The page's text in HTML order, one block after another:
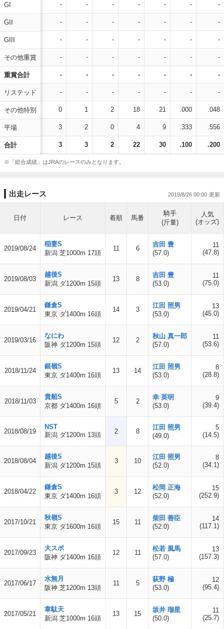
GI
GII
GIII
その他重賞
重賞合計
リステッド
その他特別
平場
合計
- - - - - - -
- - - - - - -
- - - - - - -
- - - - - - -
- - - - - - -
- - - - - - -
0 1 2 18 21 .000 .048
3 2 0 4 9 .333 .556
3 3 2 22 30 .100 .200
※「総合成績」はJRAのレースのみとなります。
出走レース 2019/8/26 00:00
日付 レース 着順 馬番
騎手
(斤量)
人気
(オッズ)
2019/08/24
稲妻S
新潟 芝1000m 17頭
11 6
吉田 豊
(57.0)
11
(47.8)
2019/08/03
越後S
新潟 ダ1200m 15頭
13 8
吉田 豊
(53.0)
11
(75.0)
2019/04/21
鎌倉S
東京 ダ1400m 16頭
14 3
江田 照男
(53.0)
13
(45.0)
2019/03/16
なにわ
阪神 ダ1200m 15頭
12 2
秋山 真一郎
(57.0)
11
(53.6)
2018/11/24
銀嶺S
東京 ダ1400m 16頭
13 14
江田 照男
(53.0)
8
(28.8)
2018/11/03
貴船S
京都 ダ1400m 16頭
5 2
幸 英明
(53.0)
9
(39.4)
2018/08/19
NST
新潟 ダ1200m 13頭
2 8
江田 照男
(49.0)
5
(14.5)
2018/08/04
越後S
新潟 ダ1200m 15頭
3 10
江田 照男
(52.0)
8
(34.1)
2018/04/22
鎌倉S
東京 ダ1400m 16頭
3 12
松岡 正海
(52.0)
15
(252.9)
2017/10/21
秋嶺S
東京 ダ1600m 16頭
15 11
柴田 善臣
(52.0)
14
(117.1)
2017/09/23
大スポ
阪神 ダ1400m 16頭
12 11
松若 風馬
(57.0)
13
(157.3)
2017/06/17
水無月
阪神 芝1200m 13頭
11 5
荻野 極
(53.0)
12
(95.4)
2017/05/21
韋駄天
新潟 芝1000m 16頭
13 15
坂井 瑠星
(50.0)
11
(25.7)